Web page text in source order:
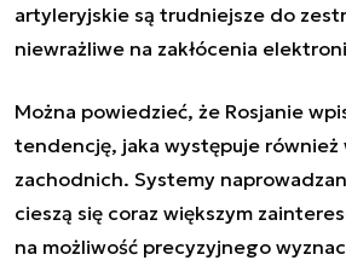
artyleryjskie są trudniejsze do
niewrażliwe na zakłócenia
Można powiedzieć, że Rosjanie
tendencję, jaka występuje również
zachodnich. Systemy
cieszą się coraz większym
na możliwość precyzyjnego